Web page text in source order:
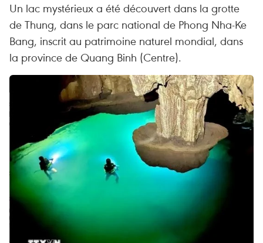
Un lac mystérieux a été découvert dans la grotte
de Thung, dans le parc national de Phong Nha-Ke
Bang, inscrit au patrimoine naturel mondial, dans
la province de Quang Binh (Centre).